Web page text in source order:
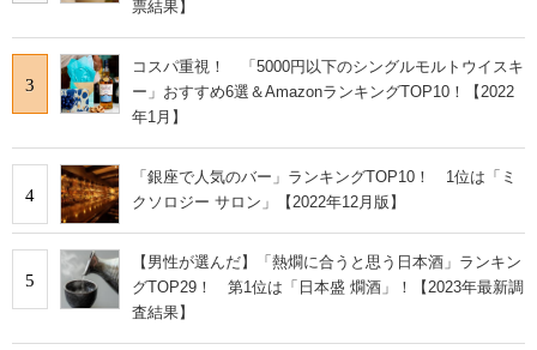
票結果】
3
コスパ重視！ 「5000円以下のシングルモルトウイスキ
ー」おすすめ6選＆AmazonランキングTOP10！【2022
年1月】
4
「銀座で人気のバー」ランキングTOP10！ 1位は「ミ
クソロジー サロン」【2022年12月版】
5
【男性が選んだ】「熱燗に合うと思う日本酒」ランキン
グTOP29！ 第1位は「日本盛 燗酒」！【2023年最新調
査結果】